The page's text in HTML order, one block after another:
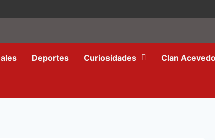
Deportes Curiosidades Clan